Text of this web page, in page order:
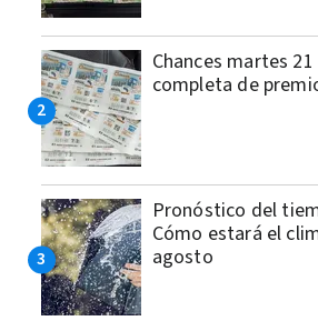
Chances martes
completa de
Pronóstico del
Cómo estará el
agosto